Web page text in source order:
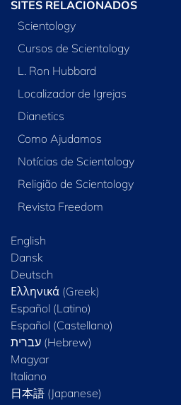
SITES RELACIONADOS
Scientology
Cursos de Scientology
L. Ron Hubbard
Localizador de Igrejas
Dianetics
Como Ajudamos
Notícias de Scientology
Religião de Scientology
Revista Freedom
English
Dansk
Deutsch
Ελληνικά (Greek)
Español (Latino)
Español (Castellano)
Magyar
Italiano
日本語 (Japanese)